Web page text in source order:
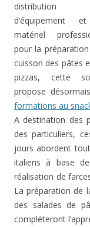
distribution
d’équipement
matériel
pour la
cuisson des pâtes
pizzas, cette
propose désormais
formations au
A destination des
des particuliers,
jours abordent
italiens à base
réalisation de
La préparation de
des salades de
compléteront